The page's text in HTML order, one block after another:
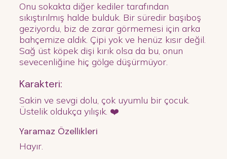
Onu sokakta diğer kediler tarafından
sıkıştırılmış halde bulduk. Bir süredir başıboş
geziyordu, biz de zarar görmemesi için arka
bahçemize aldık. Çipi yok ve henüz kısır değil.
Sağ üst köpek dişi kırık olsa da bu, onun
sevecenliğine hiç gölge düşürmüyor.
Karakteri:
Sakin ve sevgi dolu, çok uyumlu bir çocuk.
Üstelik oldukça yılışık. ❤️
Yaramaz Özellikleri
Hayır.